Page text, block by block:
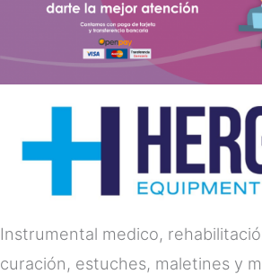
Instrumental medico,
curación, estuches, maletines y